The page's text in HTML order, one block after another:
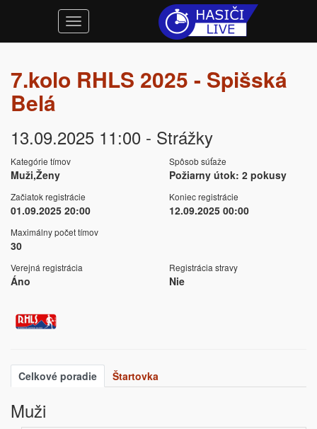
7.kolo RHLS 2025 - Spišská
Belá
13.09.2025 11:00 - Strážky
Kategórie tímov
Muži,Ženy
Spôsob súťaže
Požiarny útok: 2 pokusy
Začiatok registrácie
01.09.2025 20:00
Koniec registrácie
12.09.2025 00:00
Maximálny počet tímov
30
Verejná registrácia
Áno
Registrácia stravy
Nie
Celkové poradie Štartovka
Muži